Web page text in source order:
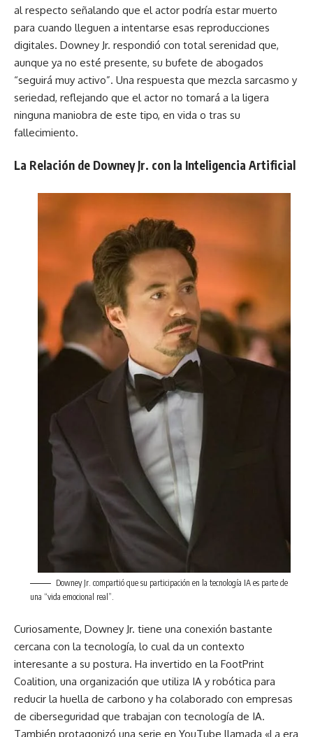
al respecto señalando que el actor podría estar muerto
para cuando lleguen a intentarse esas reproducciones
digitales. Downey Jr. respondió con total serenidad que,
aunque ya no esté presente, su bufete de abogados
“seguirá muy activo”. Una respuesta que mezcla sarcasmo y
seriedad, reflejando que el actor no tomará a la ligera
ninguna maniobra de este tipo, en vida o tras su
fallecimiento.
La Relación de Downey Jr. con la Inteligencia Artificial
Downey Jr. compartió que su participación en la tecnología IA es parte de
una “vida emocional real”.
Curiosamente, Downey Jr. tiene una conexión bastante
cercana con la tecnología, lo cual da un contexto
interesante a su postura. Ha invertido en la FootPrint
Coalition, una organización que utiliza IA y robótica para
reducir la huella de carbono y ha colaborado con empresas
de ciberseguridad que trabajan con tecnología de IA.
También protagonizó una serie en YouTube llamada «La era